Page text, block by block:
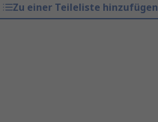
Zu einer Teileliste hinzufügen